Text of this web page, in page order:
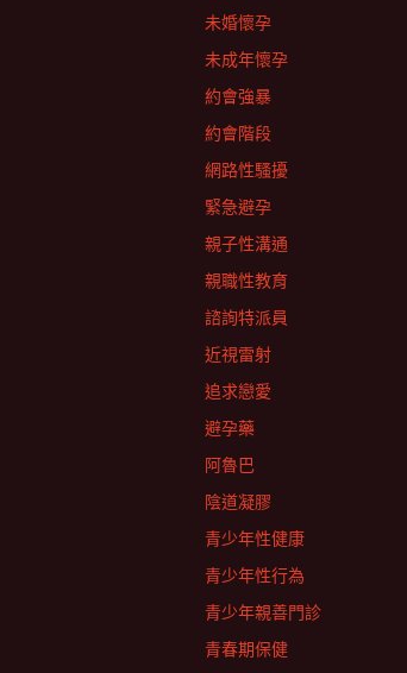
未婚懷孕
未成年懷孕
約會強暴
約會階段
網路性騷擾
緊急避孕
親子性溝通
親職性教育
諮詢特派員
近視雷射
追求戀愛
避孕藥
阿魯巴
陰道凝膠
青少年性健康
青少年性行為
青少年親善門診
青春期保健